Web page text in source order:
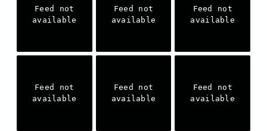
Feed not
available
Feed not
available
Feed not
available
Feed not
available
Feed not
available
Feed not
available